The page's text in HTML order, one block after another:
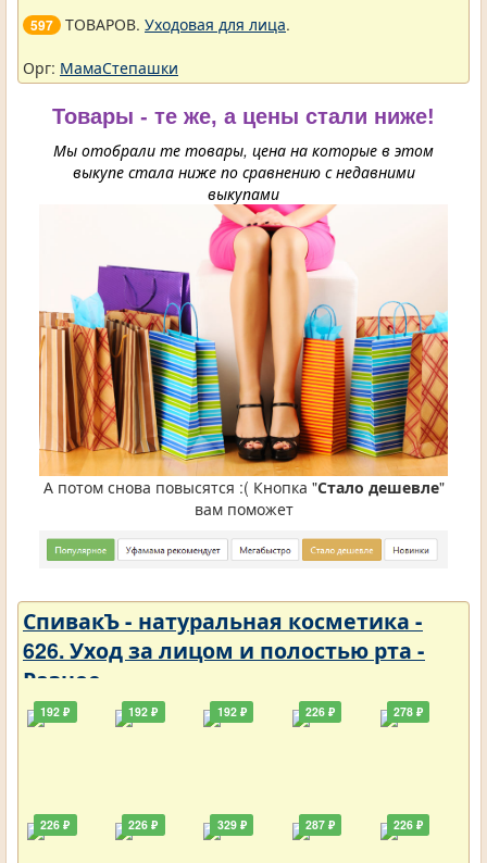
597 ТОВАРОВ. Уходовая для лица.
Орг: МамаСтепашки
Товары - те же, а цены стали ниже!
Мы отобрали те товары, цена на которые в этом
выкупе стала ниже по сравнению с недавними
выкупами
А потом снова повысятся :( Кнопка "Стало дешевле"
вам поможет
СпивакЪ - натуральная косметика -
626. Уход за лицом и полостью рта -
Разное
192 ₽
226 ₽
192 ₽
226 ₽
192 ₽
329 ₽
226 ₽
287 ₽
278 ₽
226 ₽